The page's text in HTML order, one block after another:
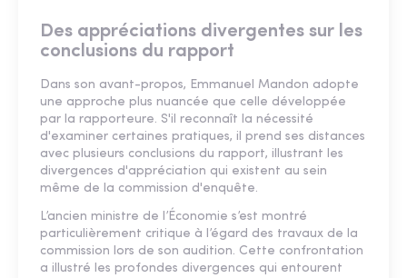
Des appréciations divergentes sur les
conclusions du rapport
Dans son avant-propos, Emmanuel Mandon adopte
une approche plus nuancée que celle développée
par la rapporteure. S'il reconnaît la nécessité
d'examiner certaines pratiques, il prend ses distances
avec plusieurs conclusions du rapport, illustrant les
divergences d'appréciation qui existent au sein
même de la commission d'enquête.
L’ancien ministre de l’Économie s’est montré
particulièrement critique à l’égard des travaux de la
commission lors de son audition. Cette confrontation
a illustré les profondes divergences qui entourent